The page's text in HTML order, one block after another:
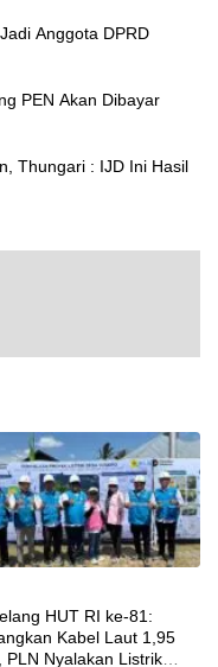
Anggota DPRD
PEN Akan Dibayar
Thungari : IJD Ini Hasil
HUT RI ke-81:
Kabel Laut 1,95
PLN Nyalakan Listrik